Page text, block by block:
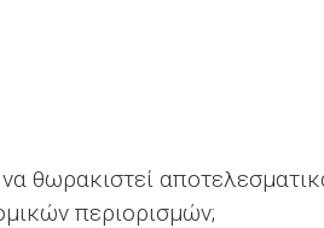
θωρακιστεί
περιορισμών;